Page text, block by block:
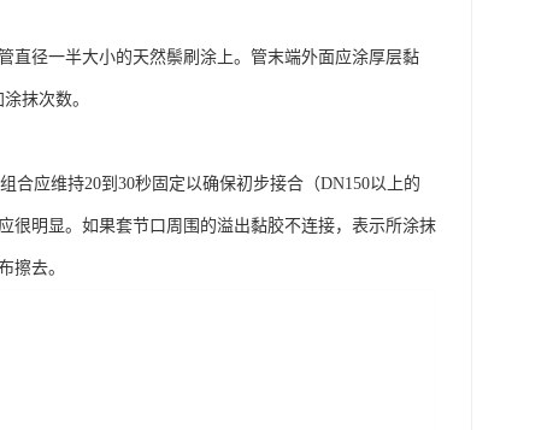
直径一半大小的天然鬃刷涂上。管末端外面应涂厚层黏
抹次数。
应维持20到30秒固定以确保初步接合（DN150以上的
很明显。如果套节口周围的溢出黏胶不连接，表示所涂抹
擦去。